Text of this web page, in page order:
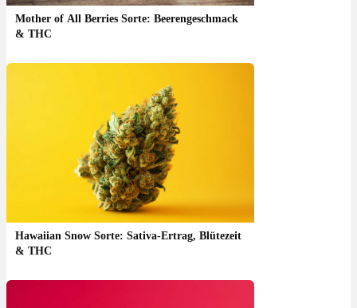
Mother of All Berries Sorte: Beerengeschmack
& THC
Hawaiian Snow Sorte: Sativa-Ertrag, Blütezeit
& THC